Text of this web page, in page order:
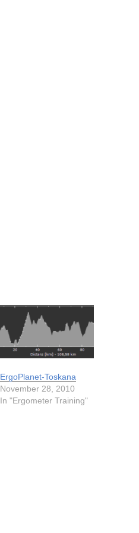
ErgoPlanet-Toskana
November 28, 2010
In "Ergometer Training"